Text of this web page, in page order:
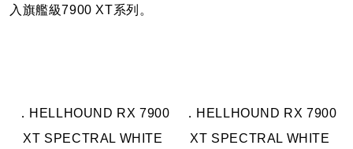
入旗艦級7900 XT系列。
．HELLHOUND RX 7900
XT SPECTRAL WHITE
．HELLHOUND RX 7900
XT SPECTRAL WHITE